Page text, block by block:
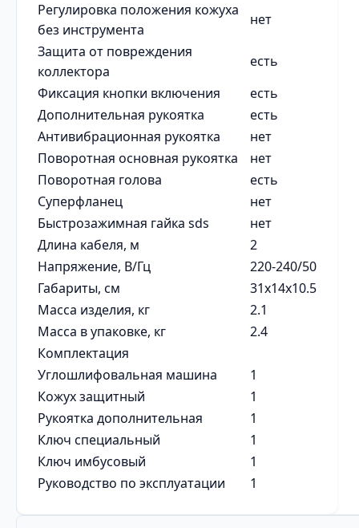
Регулировка положения кожуха
без инструмента
нет
Защита от повреждения
коллектора
есть
Фиксация кнопки включения
есть
Дополнительная рукоятка
есть
Антивибрационная рукоятка
нет
Поворотная основная рукоятка
нет
Поворотная голова
есть
Суперфланец
нет
Быстрозажимная гайка sds
нет
Длина кабеля, м
2
Напряжение, В/Гц
220-240/50
Габариты, см
31х14х10.5
Масса изделия, кг
2.1
Масса в упаковке, кг
2.4
Комплектация
Углошлифовальная машина
1
Кожух защитный
1
Рукоятка дополнительная
1
Ключ специальный
1
Ключ имбусовый
1
Руководство по эксплуатации
1